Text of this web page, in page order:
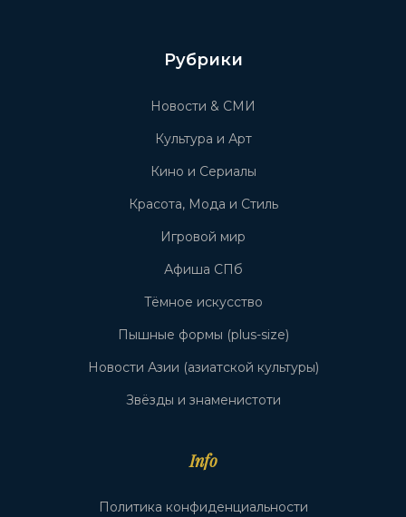
Рубрики
Новости & СМИ
Культура и Арт
Кино и Сериалы
Красота, Мода и Стиль
Игровой мир
Афиша СПб
Тёмное искусство
Пышные формы (plus-size)
Новости Азии (азиатской культуры)
Звёзды и знаменистоти
Info
Политика конфиденциальности